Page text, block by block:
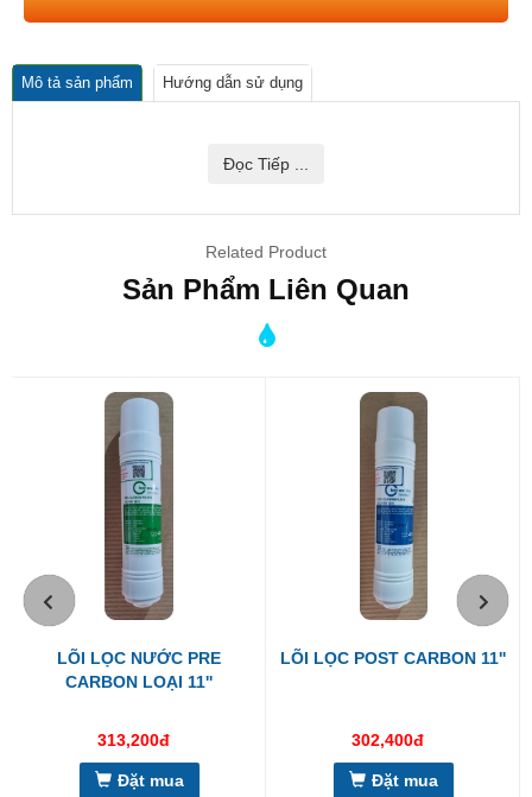
Mô tả sản phẩm Hướng dẫn sử dụng
Đọc Tiếp ...
Related Product
Sản Phẩm Liên Quan
LÕI LỌC NƯỚC PRE
CARBON LOẠI 11''
313,200đ
Đặt mua
LÕI LỌC POST CARBON 11''
302,400đ
Đặt mua